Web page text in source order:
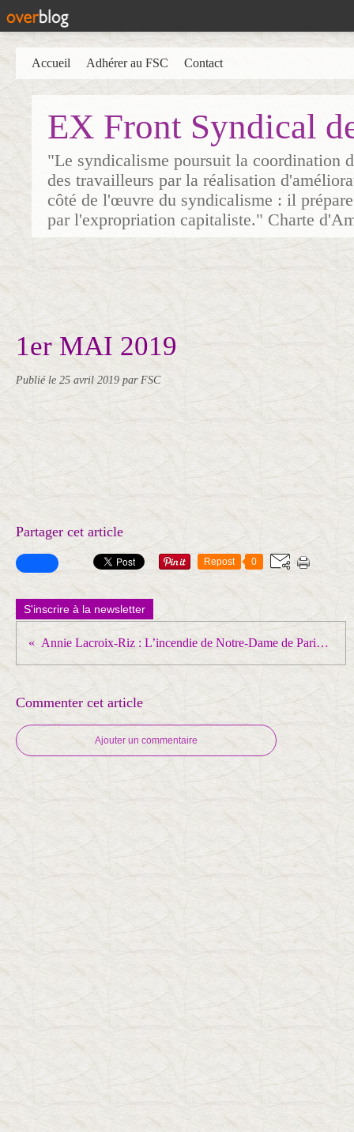
EX Front Syndical
"Le syndicalisme poursuit la coordination
des travailleurs par la réalisation
côté de l'œuvre du syndicalisme : il
par l'expropriation capitaliste." Charte
Accueil Adhérer au FSC Contact
1er MAI 2019
Publié le 25 avril 2019 par FSC
Partager cet article
Repost 0
S'inscrire à la newsletter
Annie Lacroix-Riz : L’incendie de Notre-Dame de Paris et les « généreux donateurs » : ceux d’en haut, ceux d’en bas et l’impôt
Commenter cet article
Ajouter un commentaire